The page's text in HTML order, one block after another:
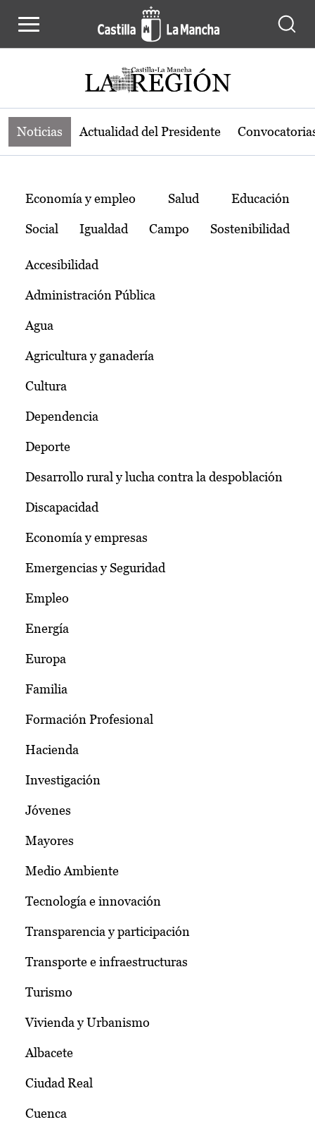
Noticias de la región de Castilla-La
Noticias Actualidad del Presidente
Temas
Economía y empleo Salud Educación
Social Igualdad Campo Sostenibilidad
Accesibilidad
Administración Pública
Agua
Agricultura y ganadería
Cultura
Dependencia
Deporte
Desarrollo rural y lucha contra la despoblación
Discapacidad
Economía y empresas
Emergencias y Seguridad
Empleo
Energía
Europa
Familia
Formación Profesional
Hacienda
Investigación
Jóvenes
Mayores
Medio Ambiente
Tecnología e innovación
Transparencia y participación
Transporte e infraestructuras
Turismo
Vivienda y Urbanismo
Albacete
Ciudad Real
Cuenca